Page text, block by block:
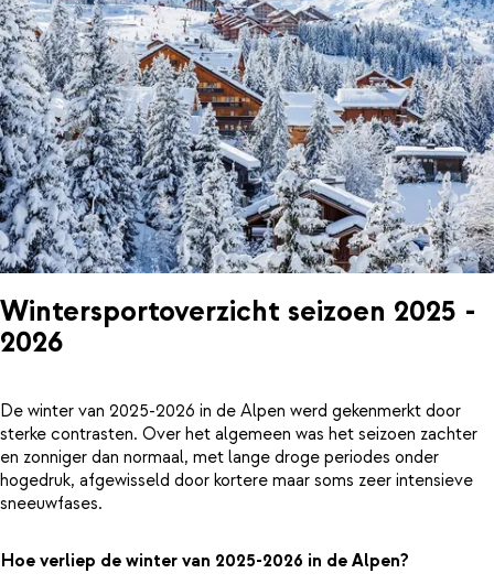
Wintersportoverzicht seizoen 2025 -
2026
De winter van 2025-2026 in de Alpen werd gekenmerkt door
sterke contrasten. Over het algemeen was het seizoen zachter
en zonniger dan normaal, met lange droge periodes onder
hogedruk, afgewisseld door kortere maar soms zeer intensieve
sneeuwfases.
Hoe verliep de winter van 2025-2026 in de Alpen?